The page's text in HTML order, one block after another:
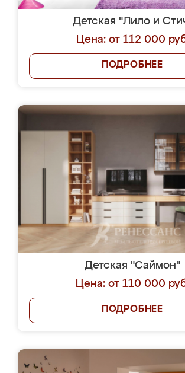
Детская "Лило и
Цена: от 112 000
ПОДРОБНЕЕ
Детская "Саймон"
Цена: от 110 000
ПОДРОБНЕЕ